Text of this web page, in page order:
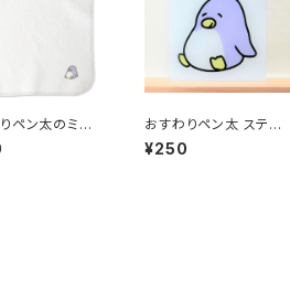
ペン太のミニタ
おすわりペン太 ステッ
カー
¥250